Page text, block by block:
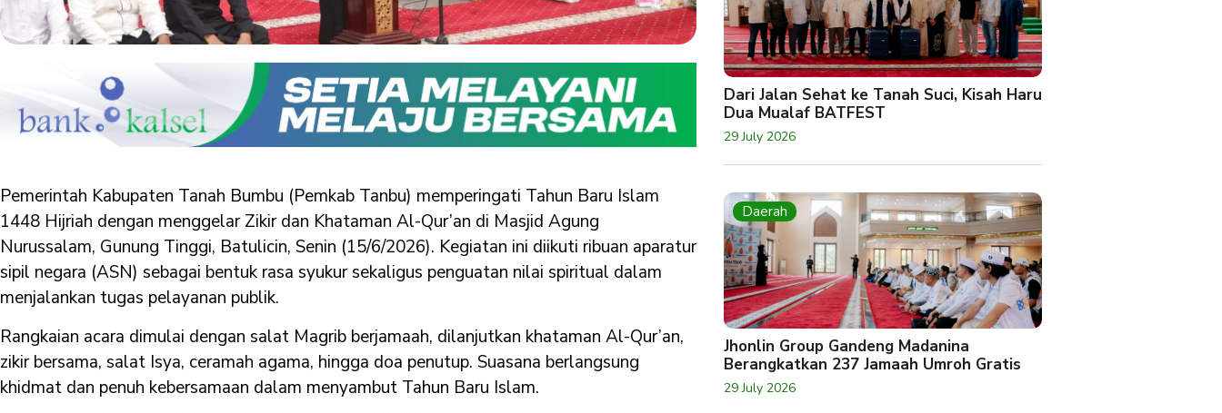
Pemerintah Kabupaten Tanah Bumbu (Pemkab Tanbu) memperingati Tahun Baru Islam
1448 Hijriah dengan menggelar Zikir dan Khataman Al-Qur’an di Masjid Agung
Nurussalam, Gunung Tinggi, Batulicin, Senin (15/6/2026). Kegiatan ini diikuti ribuan aparatur
sipil negara (ASN) sebagai bentuk rasa syukur sekaligus penguatan nilai spiritual dalam
menjalankan tugas pelayanan publik.
Rangkaian acara dimulai dengan salat Magrib berjamaah, dilanjutkan khataman Al-Qur’an,
zikir bersama, salat Isya, ceramah agama, hingga doa penutup. Suasana berlangsung
khidmat dan penuh kebersamaan dalam menyambut Tahun Baru Islam.
Dari Jalan Sehat ke Tanah Suci, Kisah Haru
Dua Mualaf BATFEST
29 July 2026
Daerah
Jhonlin Group Gandeng Madanina
Berangkatkan 237 Jamaah Umroh Gratis
29 July 2026